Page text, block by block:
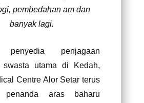
pembedahan am dan
banyak lagi.
penyedia penjagaan
swasta utama di Kedah,
Centre Alor Setar terus
penanda aras baharu